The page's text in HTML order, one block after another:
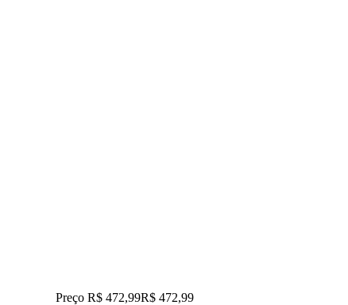
Preço R$ 472,99R$ 472,99